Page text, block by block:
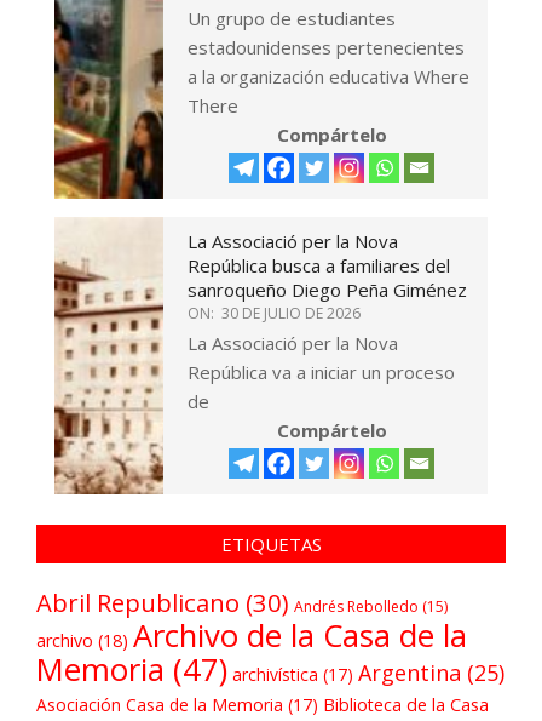
Un grupo de estudiantes
estadounidenses pertenecientes
a la organización educativa Where
There
Compártelo
La Associació per la Nova
República busca a familiares del
sanroqueño Diego Peña Giménez
ON: 30 DE JULIO DE 2026
La Associació per la Nova
República va a iniciar un proceso
de
Compártelo
ETIQUETAS
Abril Republicano (30) Andrés Rebolledo (15)
archivo (18) Archivo de la Casa de la
Memoria (47) archivística (17) Argentina (25)
Asociación Casa de la Memoria (17) Biblioteca de la Casa